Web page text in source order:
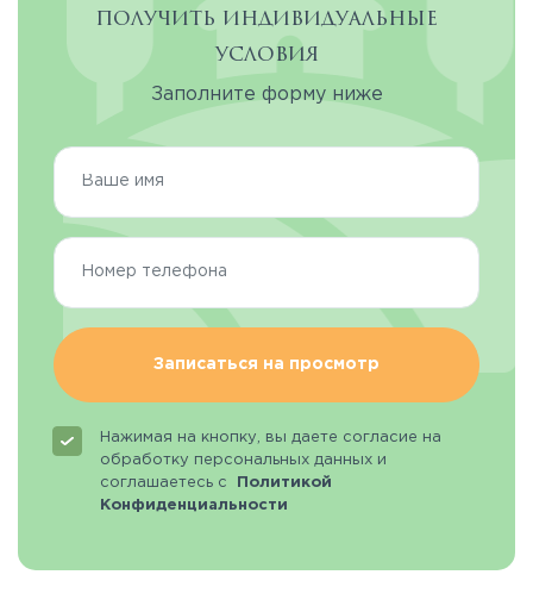
получить индивидуальные
условия
Заполните форму ниже
Записаться на просмотр
Нажимая на кнопку, вы даете согласие на
обработку персональных данных и
соглашаетесь с
Политикой
Конфиденциальности